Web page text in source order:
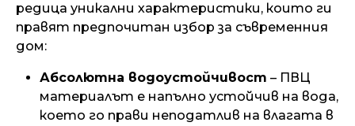
редица уникални характеристики, които ги
правят предпочитан избор за съвременния
дом:
Абсолютна водоустойчивост – ПВЦ
материалът е напълно устойчив на вода,
което го прави неподатлив на влагата в